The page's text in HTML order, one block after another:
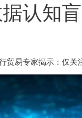
据认知
贸易专家揭示：仅关